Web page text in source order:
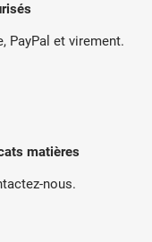
PayPal et virement.
matières
nous.